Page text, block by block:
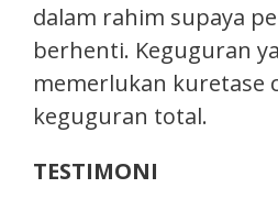
dalam rahim supaya
berhenti. Keguguran
memerlukan kuretase
keguguran total.
TESTIMONI